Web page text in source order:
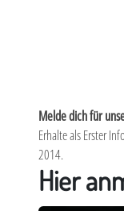
Melde dich für
Erhalte als Erster
2014.
Hier